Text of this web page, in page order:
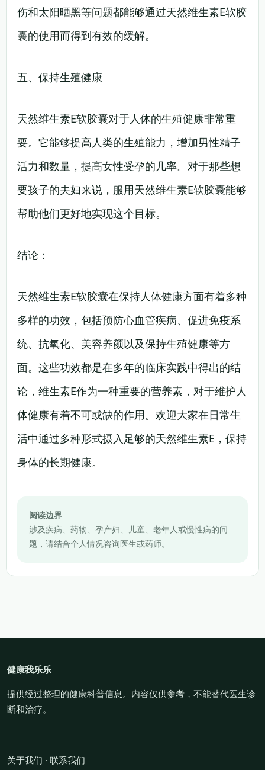
伤和太阳晒黑等问题都能够通过天然维生素E软胶
囊的使用而得到有效的缓解。
五、保持生殖健康
天然维生素E软胶囊对于人体的生殖健康非常重
要。它能够提高人类的生殖能力，增加男性精子
活力和数量，提高女性受孕的几率。对于那些想
要孩子的夫妇来说，服用天然维生素E软胶囊能够
帮助他们更好地实现这个目标。
结论：
天然维生素E软胶囊在保持人体健康方面有着多种
多样的功效，包括预防心血管疾病、促进免疫系
统、抗氧化、美容养颜以及保持生殖健康等方
面。这些功效都是在多年的临床实践中得出的结
论，维生素E作为一种重要的营养素，对于维护人
体健康有着不可或缺的作用。欢迎大家在日常生
活中通过多种形式摄入足够的天然维生素E，保持
身体的长期健康。
阅读边界
涉及疾病、药物、孕产妇、儿童、老年人或慢性病的问
题，请结合个人情况咨询医生或药师。
健康我乐乐
提供经过整理的健康科普信息。内容仅供参考，不能替代医生诊
断和治疗。
关于我们 · 联系我们